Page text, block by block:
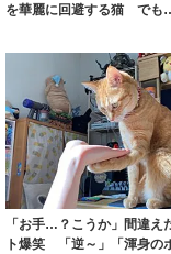
を華麗に回避する猫 でも
「お手…？こうか」間違え
ト爆笑 「逆～」「渾身の